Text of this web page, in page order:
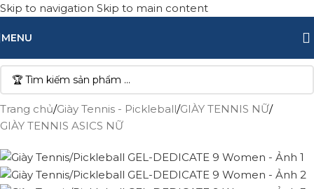
Skip to navigation Skip to main content
MENU
Trang chủ/Giày Tennis - Pickleball/GIÀY TENNIS NỮ/
GIÀY TENNIS ASICS NỮ
-11%